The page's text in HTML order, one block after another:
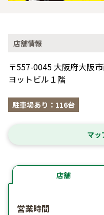
店舗情報
〒557-0045 大阪府大阪
ヨットビル１階
駐車場あり：116台
マッ
店舗
営業時間